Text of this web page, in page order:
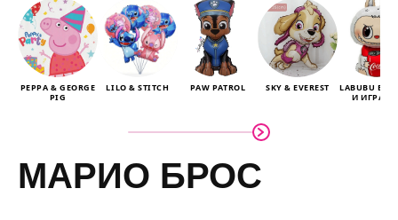
PEPPA & GEORGE
PIG
LILO & STITCH PAW PATROL SKY & EVEREST
LABUBU
И
МАРИО БРОС